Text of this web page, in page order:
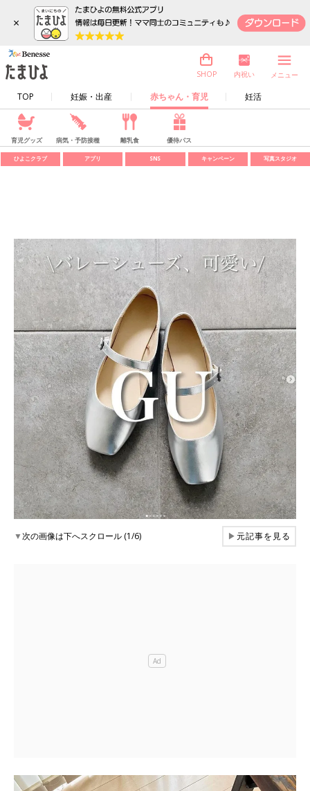
×
TOP 妊娠・出産 赤ちゃん・育児 妊活
SHOP 内祝い メニュー
育児グッズ 病気・予防接種 離乳食 優待パス
ひよこクラブ アプリ SNS キャンペーン 写真スタジオ
▼次の画像は下へスクロール (1/6) ▶元記事を見る